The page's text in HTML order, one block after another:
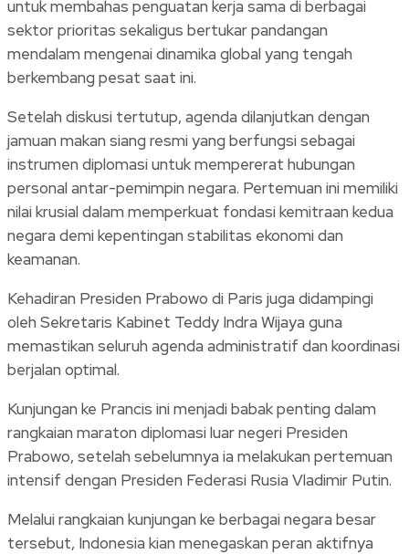
untuk membahas penguatan kerja sama di berbagai
sektor prioritas sekaligus bertukar pandangan
mendalam mengenai dinamika global yang tengah
berkembang pesat saat ini.
Setelah diskusi tertutup, agenda dilanjutkan dengan
jamuan makan siang resmi yang berfungsi sebagai
instrumen diplomasi untuk mempererat hubungan
personal antar-pemimpin negara. Pertemuan ini memiliki
nilai krusial dalam memperkuat fondasi kemitraan kedua
negara demi kepentingan stabilitas ekonomi dan
keamanan.
Kehadiran Presiden Prabowo di Paris juga didampingi
oleh Sekretaris Kabinet Teddy Indra Wijaya guna
memastikan seluruh agenda administratif dan koordinasi
berjalan optimal.
Kunjungan ke Prancis ini menjadi babak penting dalam
rangkaian maraton diplomasi luar negeri Presiden
Prabowo, setelah sebelumnya ia melakukan pertemuan
intensif dengan Presiden Federasi Rusia Vladimir Putin.
Melalui rangkaian kunjungan ke berbagai negara besar
tersebut, Indonesia kian menegaskan peran aktifnya